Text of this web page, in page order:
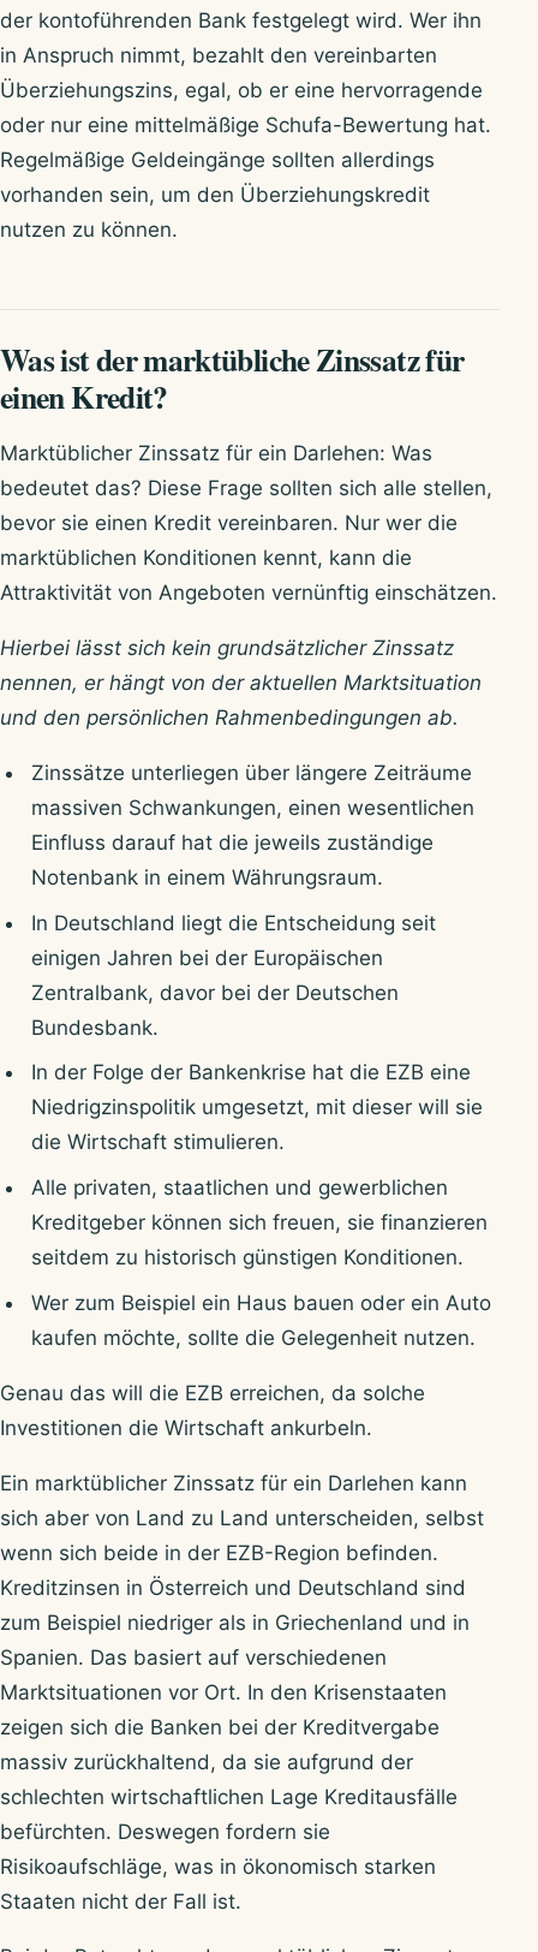
der kontoführenden Bank festgelegt wird. Wer ihn
in Anspruch nimmt, bezahlt den vereinbarten
Überziehungszins, egal, ob er eine hervorragende
oder nur eine mittelmäßige Schufa-Bewertung hat.
Regelmäßige Geldeingänge sollten allerdings
vorhanden sein, um den Überziehungskredit
nutzen zu können.
Was ist der marktübliche Zinssatz für
einen Kredit?
Marktüblicher Zinssatz für ein Darlehen: Was
bedeutet das? Diese Frage sollten sich alle stellen,
bevor sie einen Kredit vereinbaren. Nur wer die
marktüblichen Konditionen kennt, kann die
Attraktivität von Angeboten vernünftig einschätzen.
Hierbei lässt sich kein grundsätzlicher Zinssatz
nennen, er hängt von der aktuellen Marktsituation
und den persönlichen Rahmenbedingungen ab.
Zinssätze unterliegen über längere Zeiträume
massiven Schwankungen, einen wesentlichen
Einfluss darauf hat die jeweils zuständige
Notenbank in einem Währungsraum.
In Deutschland liegt die Entscheidung seit
einigen Jahren bei der Europäischen
Zentralbank, davor bei der Deutschen
Bundesbank.
In der Folge der Bankenkrise hat die EZB eine
Niedrigzinspolitik umgesetzt, mit dieser will sie
die Wirtschaft stimulieren.
Alle privaten, staatlichen und gewerblichen
Kreditgeber können sich freuen, sie finanzieren
seitdem zu historisch günstigen Konditionen.
Wer zum Beispiel ein Haus bauen oder ein Auto
kaufen möchte, sollte die Gelegenheit nutzen.
Genau das will die EZB erreichen, da solche
Investitionen die Wirtschaft ankurbeln.
Ein marktüblicher Zinssatz für ein Darlehen kann
sich aber von Land zu Land unterscheiden, selbst
wenn sich beide in der EZB-Region befinden.
Kreditzinsen in Österreich und Deutschland sind
zum Beispiel niedriger als in Griechenland und in
Spanien. Das basiert auf verschiedenen
Marktsituationen vor Ort. In den Krisenstaaten
zeigen sich die Banken bei der Kreditvergabe
massiv zurückhaltend, da sie aufgrund der
schlechten wirtschaftlichen Lage Kreditausfälle
befürchten. Deswegen fordern sie
Risikoaufschläge, was in ökonomisch starken
Staaten nicht der Fall ist.